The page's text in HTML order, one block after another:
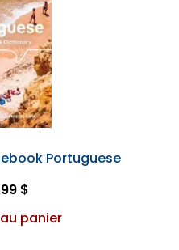
Portuguese
$
panier